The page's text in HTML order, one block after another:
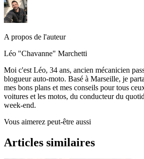
A propos de l'auteur
Léo "Chavanne" Marchetti
Moi c'est Léo, 34 ans, ancien mécanicien
blogueur auto-moto. Basé à Marseille, je
mes bons plans et mes conseils pour tous
voitures et les motos, du conducteur du
week-end.
Vous aimerez peut-être aussi
Articles similaires